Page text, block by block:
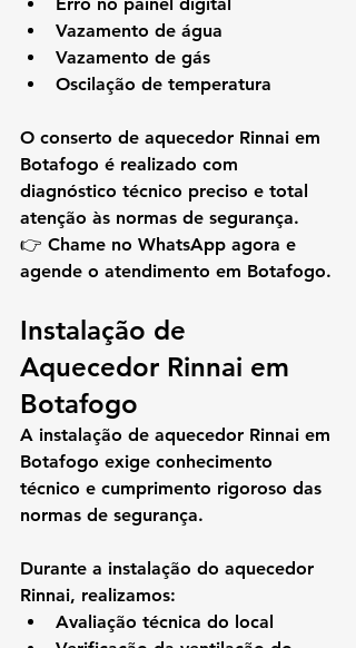
Erro no painel digital
Vazamento de água
Vazamento de gás
Oscilação de temperatura
O conserto de aquecedor Rinnai em
Botafogo é realizado com
diagnóstico técnico preciso e total
atenção às normas de segurança.
👉 Chame no WhatsApp agora e
agende o atendimento em Botafogo.
Instalação de
Aquecedor Rinnai em
Botafogo
A instalação de aquecedor Rinnai em
Botafogo exige conhecimento
técnico e cumprimento rigoroso das
normas de segurança.
Durante a instalação do aquecedor
Rinnai, realizamos:
Avaliação técnica do local